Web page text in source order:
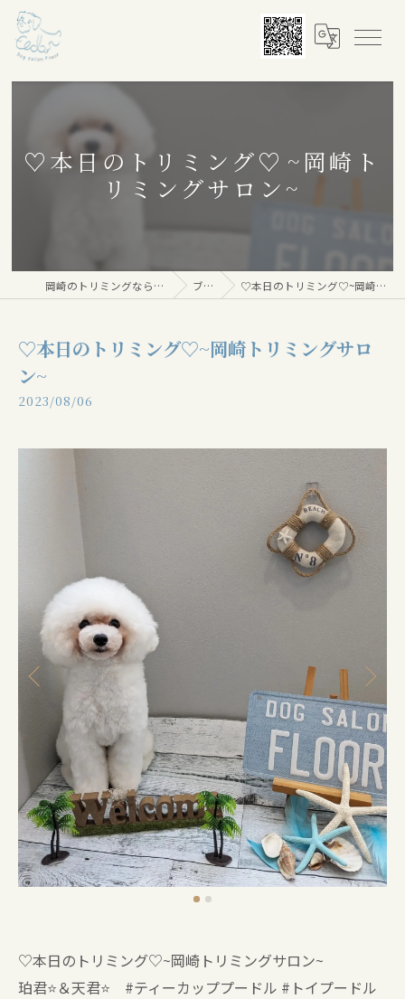
♡本日のトリミング♡⁠~岡崎ト
リミングサロン~
岡崎のトリミングならDog salon Floor ブログ ♡本日のトリミング♡⁠~岡崎トリミングサロン~
♡本日のトリミング♡⁠~岡崎トリミングサロ
ン~
2023/08/06
♡本日のトリミング♡⁠~岡崎トリミングサロン~
珀君⭐＆天君⭐ #ティーカッププードル #トイプードル